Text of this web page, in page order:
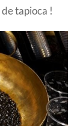
tapioca !